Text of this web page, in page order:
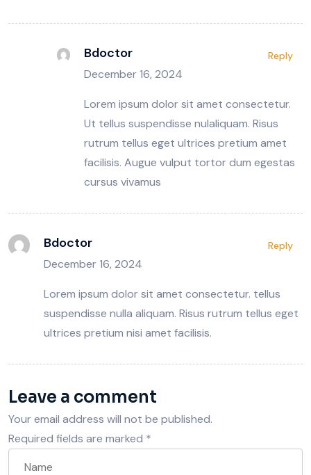
Bdoctor
December 16, 2024
Lorem ipsum dolor sit amet consectetur.
Ut tellus suspendisse nulaliquam. Risus
rutrum tellus eget ultrices pretium amet
facilisis. Augue vulput tortor dum egestas
cursus vivamus
Reply
Bdoctor
December 16, 2024
Lorem ipsum dolor sit amet consectetur. tellus
suspendisse nulla aliquam. Risus rutrum tellus eget
ultrices pretium nisi amet facilisis.
Reply
Leave a comment
Your email address will not be published.
Required fields are marked *